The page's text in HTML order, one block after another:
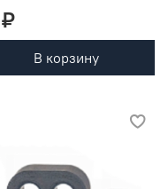
В корзину